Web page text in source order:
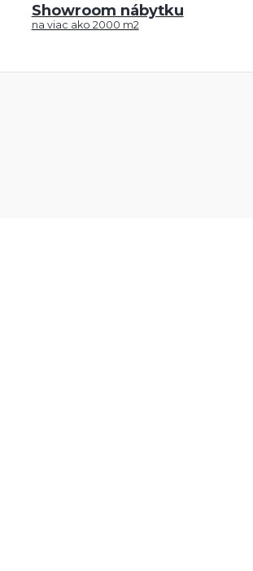
Showroom nábytku
na viac ako 2000 m2